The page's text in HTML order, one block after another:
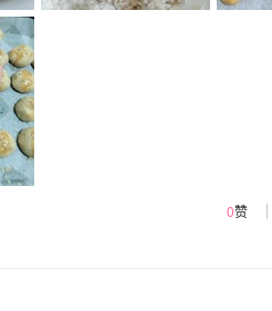
0赞